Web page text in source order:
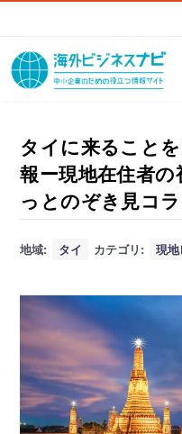
海外ビ
は
海外展開そもそも講座
海外出展 海外展示会ハン
ドブック
ふ
海外進出ノウハウ
進出・支援事例
アドバ
本部・関東本部
東北本部
北陸本部
支
海外展開アドバイス支援
海外展開支援メニュー
タイに来ること
報ー現地在住者
っとのぞき見コ
地域: タイ カテゴリ: 現